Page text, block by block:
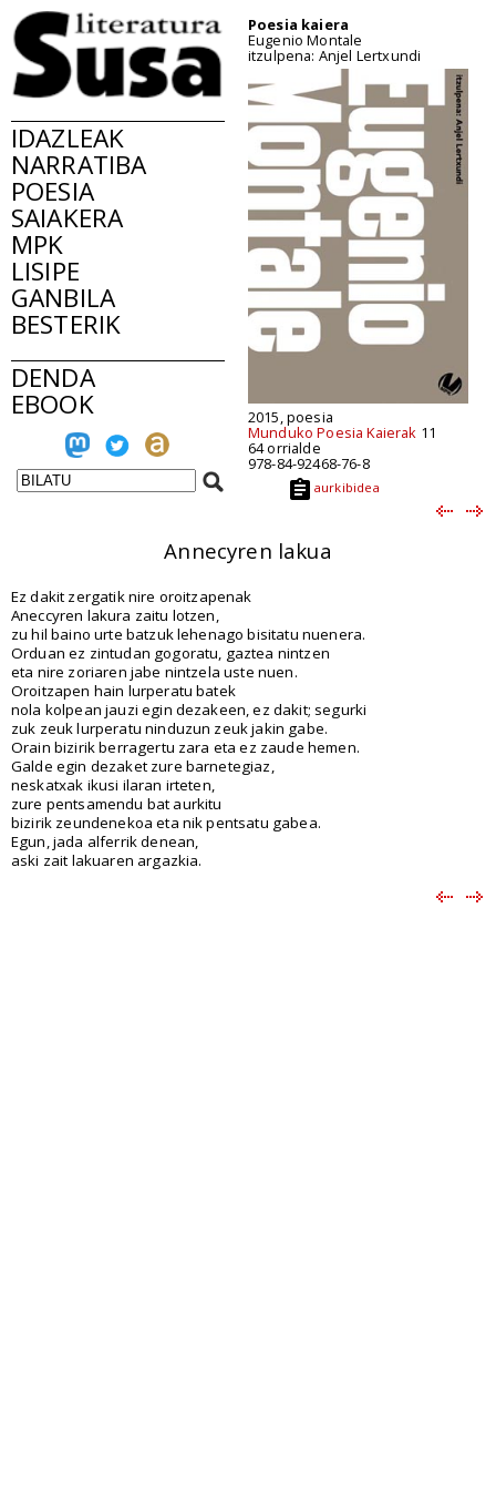
IDAZLEAK
NARRATIBA
POESIA
SAIAKERA
MPK
LISIPE
GANBILA
BESTERIK
DENDA
EBOOK
Poesia kaiera
Eugenio Montale
itzulpena: Anjel Lertxundi
2015, poesia
Munduko Poesia Kaierak 11
64 orrialde
978-84-92468-76-8
aurkibidea
Annecyren lakua
Ez dakit zergatik nire oroitzapenak
Aneccyren lakura zaitu lotzen,
zu hil baino urte batzuk lehenago bisitatu nuenera.
Orduan ez zintudan gogoratu, gaztea nintzen
eta nire zoriaren jabe nintzela uste nuen.
Oroitzapen hain lurperatu batek
nola kolpean jauzi egin dezakeen, ez dakit; segurki
zuk zeuk lurperatu ninduzun zeuk jakin gabe.
Orain bizirik berragertu zara eta ez zaude hemen.
Galde egin dezaket zure barnetegiaz,
neskatxak ikusi ilaran irteten,
zure pentsamendu bat aurkitu
bizirik zeundenekoa eta nik pentsatu gabea.
Egun, jada alferrik denean,
aski zait lakuaren argazkia.